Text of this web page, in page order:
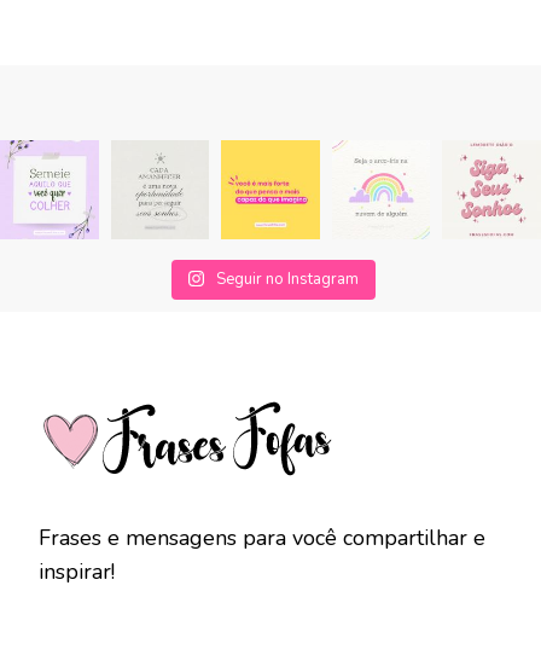
Seguir no Instagram
Frases e mensagens para você compartilhar e
inspirar!